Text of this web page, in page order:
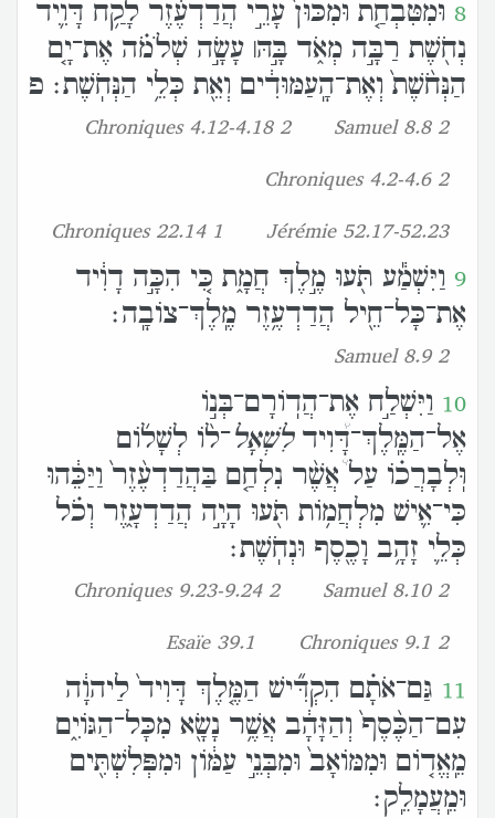
8 וּמִטִּבְחַ֤ת וּמִכּוּן֙ עָרֵ֣י הֲדַדְעֶ֔זֶר לָקַ֥ח דָּוִ֛יד
נְחֹ֖שֶׁת רַבָּ֣ה מְאֹ֑ד בָּ֣הּ׀ עָשָׂ֣ה שְׁלֹמֹ֗ה אֶת־יָ֤ם
הַנְּחֹ֨שֶׁת֙ וְאֶת־הָֽעַמּוּדִ֔ים וְאֵ֖ת כְּלֵ֥י הַנְּחֹֽשֶׁת׃ פ
2 Samuel 8.8
2 Chroniques 4.12-4.18
2 Chroniques 4.2-4.6
Jérémie 52.17-52.23
1 Chroniques 22.14
9 וַיִּשְׁמַ֕ע תֹּ֖עוּ מֶ֣לֶךְ חֲמָ֑ת כִּ֚י הִכָּ֣ה דָוִ֔יד
אֶת־כָּל־חֵ֖יל הֲדַדְעֶ֥זֶר מֶֽלֶךְ־צֹובָֽה׃
2 Samuel 8.9
10 וַיִּשְׁלַ֣ח אֶת־הֲדֹֽורָם־בְּנֹ֣ו
אֶל־הַמֶּֽלֶךְ־דָּ֠וִידלִשְׁאָל־לֹ֨ו לְשָׁלֹ֜ום
וּֽלְבָרֲכֹ֗ו עַל֩ אֲשֶׁ֨ר נִלְחַ֤ם בַּהֲדַדְעֶ֨זֶר֙ וַיַּכֵּ֔הוּ
כִּי־אִ֛ישׁ מִלְחֲמֹ֥ות תֹּ֖עוּ הָיָ֣ה הֲדַדְעָ֑זֶר וְכֹ֗ל
כְּלֵ֛י זָהָ֥ב וָכֶ֖סֶף וּנְחֹֽשֶׁת׃
2 Samuel 8.10
2 Chroniques 9.23-9.24
2 Chroniques 9.1
Esaïe 39.1
11 גַּם־אֹתָ֗ם הִקְדִּ֞ישׁ הַמֶּ֤לֶךְ דָּוִיד֙ לַיהוָ֔ה
עִם־הַכֶּ֨סֶף֙ וְהַזָּהָ֔ב אֲשֶׁ֥ר נָשָׂ֖א מִכָּל־הַגֹּויִ֑ם
מֵֽאֱדֹ֤ום וּמִמֹּואָב֙ וּמִבְּנֵ֣י עַמֹּ֔ון וּמִפְּלִשְׁתִּ֖ים
וּמֵֽעֲמָלֵֽק׃